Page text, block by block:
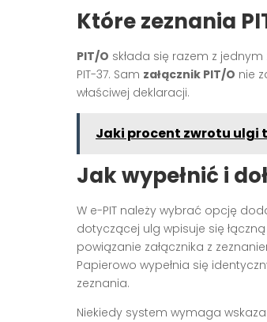
Które zeznania
PIT/O składa się razem z jednym
PIT-37. Sam załącznik PIT/O nie
właściwej deklaracji.
Jaki procent zwrotu ulgi
Jak wypełnić i
W e-PIT należy wybrać opcję
dotyczącej ulg wpisuje się
powiązanie załącznika z
Papierowo wypełnia się
zeznania.
Niekiedy system wymaga